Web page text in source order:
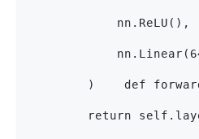
            nn.ReLU(),
)    def
return